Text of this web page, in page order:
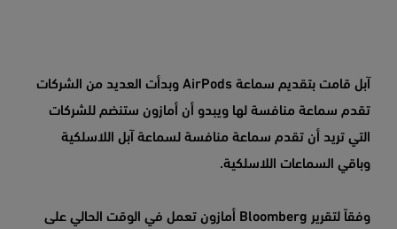
آبل قامت بتقديم سماعة AirPods وبدأت العديد من الشركات
تقدم سماعة منافسة لها ويبدو أن أمازون ستنضم للشركات
التي تريد أن تقدم سماعة منافسة لسماعة آبل اللاسلكية
وباقي السماعات اللاسلكية.
وفقاً لتقرير Bloomberg أمازون تعمل في الوقت الحالي على